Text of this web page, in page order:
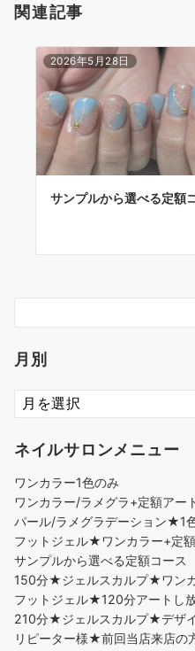
関連記事
2026年5月28日
サンプルから選べる定額
月別
ネイルサロンメニュー
ワンカラー1色のみ
ワンカラー/ラメグラ+定額アー
パール/ラメグラデーション★1
フットジェル★ワンカラー+定
サンプルから選べる定額コース
150分★ジェルスカルプ★ワン
フットジェル★120分アートし放
210分★ジェルスカルプ★デザイ
リピーター様★前回当店来店の